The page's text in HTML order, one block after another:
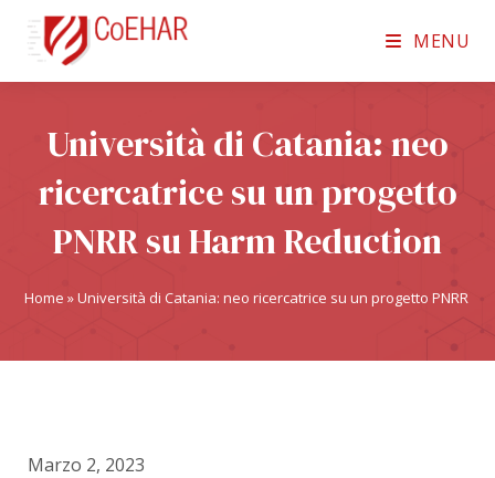
MENU
Università di Catania: neo
ricercatrice su un progetto
PNRR su Harm Reduction
Home »Università di Catania: neo ricercatrice su un progetto PNRR su
Marzo 2, 2023